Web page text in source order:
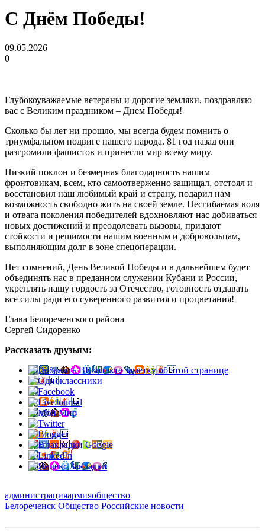
С Днём Победы!
09.05.2026
0
Глубокоуважаемые ветераны и дорогие земляки, поздравляю
вас с Великим праздником – Днем Победы!
Сколько бы лет ни прошло, мы всегда будем помнить о
триумфальном подвиге нашего народа. 81 год назад они
разгромили фашистов и принесли мир всему миру.
Низкий поклон и безмерная благодарность нашим
фронтовикам, всем, кто самоотверженно защищал, отстоял и
восстановил наш любимый край и страну, подарил нам
возможность свободно жить на своей земле. Несгибаемая воля
и отвага поколения победителей вдохновляют нас добиваться
новых достижений и преодолевать вызовы, придают
стойкости и решимости нашим военным и добровольцам,
выполняющим долг в зоне спецоперации.
Нет сомнений, День Великой Победы и в дальнейшем будет
объединять нас в преданном служении Кубани и России,
укреплять нашу гордость за Отечество, готовность отдавать
все силы ради его суверенного развития и процветания!
Глава Белореченского района
Сергей Сидоренко
Рассказать друзьям:
администрацияармияобщество
Белореченск Общество Российские новости